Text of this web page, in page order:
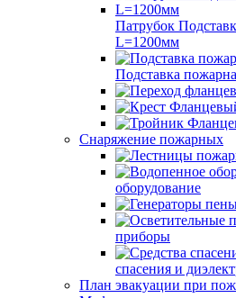
Патрубок
L=1200мм
Подставка
Снаряжение пожарных
оборудование
приборы
спасения и
План эвакуации при